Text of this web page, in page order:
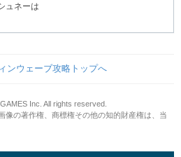
ュネーは
ンウェーブ攻略トップへ
Inc. All rights reserved.
の著作権、商標権その他の知的財産権は、当